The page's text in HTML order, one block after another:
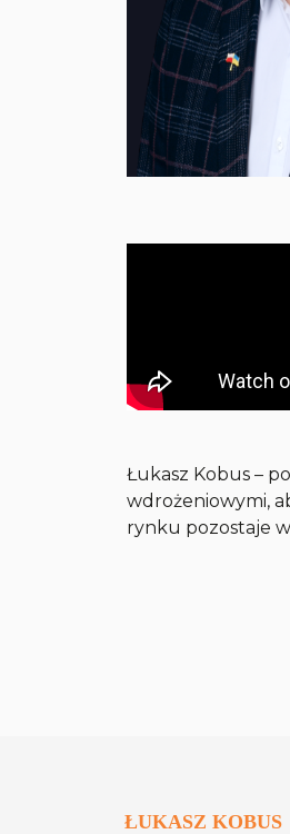
Łukasz Kobus –
wdrożeniowymi,
rynku pozostaje
ŁUKASZ KOBUS